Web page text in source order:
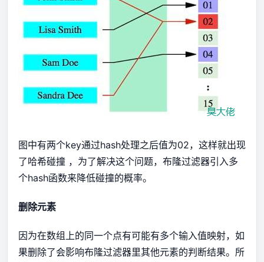
图中有两个key通过hash处理之后值为02，这样就出现
了哈希碰撞 ，为了解决这个问题，布隆过滤器引入多
个hash函数来降低碰撞的概率。
删除元素
因为在数组上的同一个点有可能有多个输入值映射，如
果删除了会影响布隆过滤器里其他元素的判断结果。所